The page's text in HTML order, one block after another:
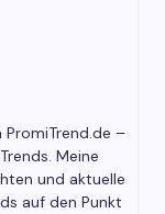
PromiTrend.de –
Meine
und aktuelle
auf den Punkt